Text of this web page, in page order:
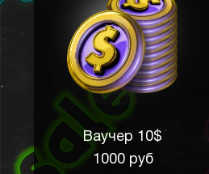
Ваучер 10$
1000 руб